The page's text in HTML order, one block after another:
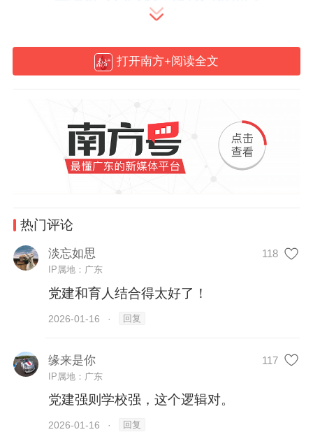
2025年，广东全方位推动高校党的建设和办
人根本任务，着力培养担当民族复兴大任的
时代新人。
暨南大学党委书记孙彧表示，学校不断创新
打开南方+阅读全文
热门评论
淡忘如思 118
IP属地：广东
党建和育人结合得太好了！
2026-01-16 · 回复
缘来是你 117
IP属地：广东
党建强则学校强，这个逻辑对。
2026-01-16 · 回复